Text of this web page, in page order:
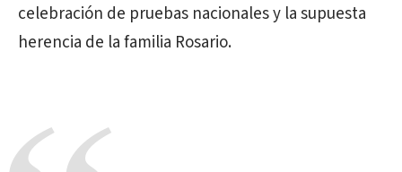
celebración de pruebas nacionales y la supuesta
herencia de la familia Rosario.